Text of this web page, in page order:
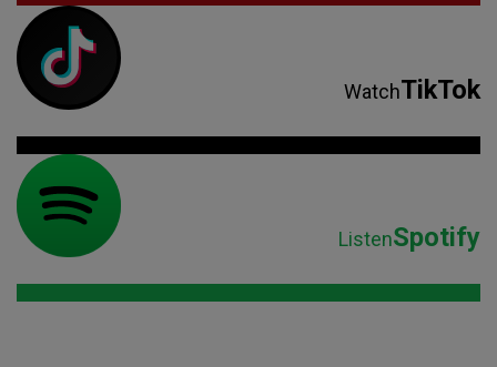
WatchTikTok
ListenSpotify